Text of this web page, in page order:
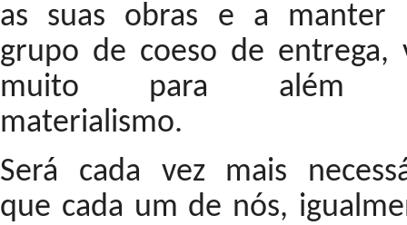
as suas obras e a manter
grupo de coeso de entrega,
muito para além
materialismo.
Será cada vez mais
que cada um de nós,